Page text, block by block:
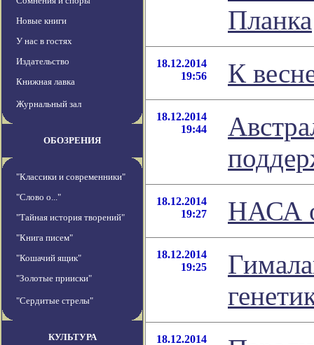
Новые книги
У нас в гостях
Издательство
Книжная лавка
Журнальный зал
ОБОЗРЕНИЯ
"Классики и современники"
"Слово о..."
"Тайная история творений"
"Книга писем"
"Кошачий ящик"
"Золотые прииски"
"Сердитые стрелы"
КУЛЬТУРА
Планка
18.12.2014
19:56
К
18.12.2014
19:44
18.12.2014
19:27
НАСА
18.12.2014
19:25
18.12.2014